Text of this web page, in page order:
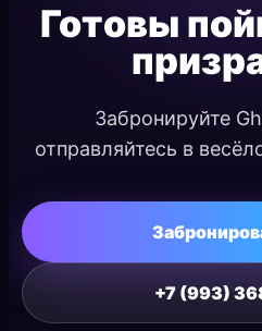
Готовы
Забронируйте
отправляйтесь в
+7 (993)